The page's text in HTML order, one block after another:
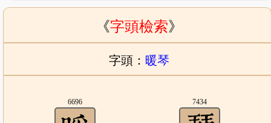
《字頭檢索》
字頭： 暖琴
6696 7434